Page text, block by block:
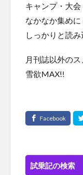
キャンプ・大会
なかなか集めに
しっかりと読
月刊誌以外の
雪欲MAX!!
試乗記の検索